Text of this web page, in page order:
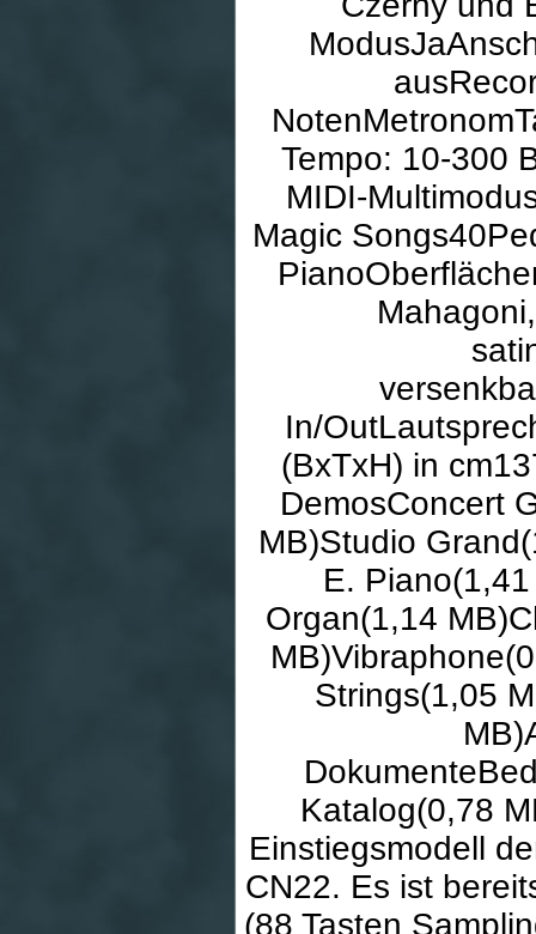
Tempo: 10-300
MIDI-
Magic
In/
(BxTxH) in
DemosConcert
MB)Studio
E.
Organ(1,14
Strings(1,05
Katalog(0,78
Einstiegsmodell
CN22. Es ist
(88 Tasten